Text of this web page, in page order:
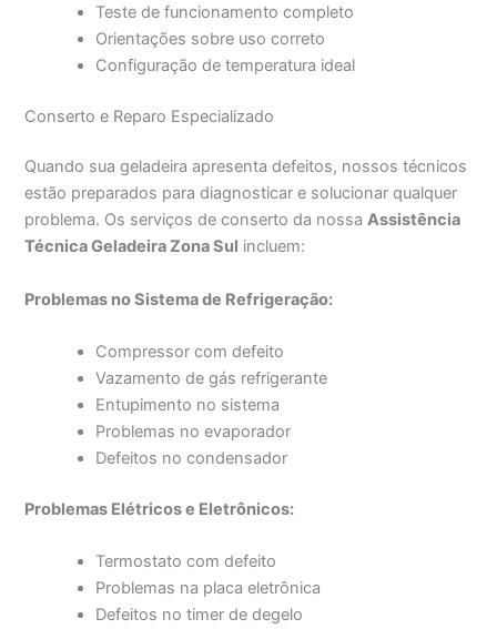
Teste de funcionamento completo
Orientações sobre uso correto
Configuração de temperatura ideal
Conserto e Reparo Especializado
Quando sua geladeira apresenta defeitos, nossos técnicos
estão preparados para diagnosticar e solucionar qualquer
problema. Os serviços de conserto da nossaAssistência
Técnica Geladeira Zona Sul incluem:
Problemas no Sistema de Refrigeração:
Compressor com defeito
Vazamento de gás refrigerante
Entupimento no sistema
Problemas no evaporador
Defeitos no condensador
Problemas Elétricos e Eletrônicos:
Termostato com defeito
Problemas na placa eletrônica
Defeitos no timer de degelo